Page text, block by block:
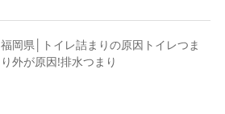
福岡県│トイレ詰まりの原因トイレつま
り外が原因!排水つまり